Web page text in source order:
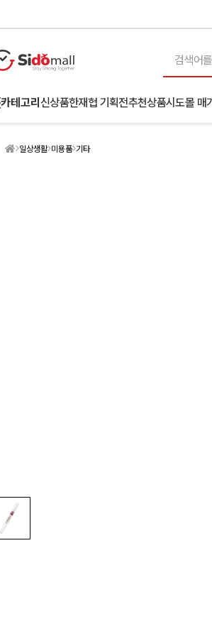
카테고리 신상품한재협 기획전추천상품시도몰 매
일상생활 미용품 기타